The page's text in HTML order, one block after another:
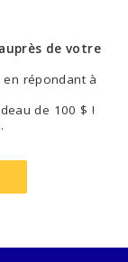
de votre
répondant à
de 100 $ !
.